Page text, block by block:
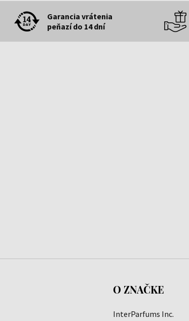
Garancia vrátenia
peňazí do 14 dní
O ZNAČKE
InterParfums Inc.